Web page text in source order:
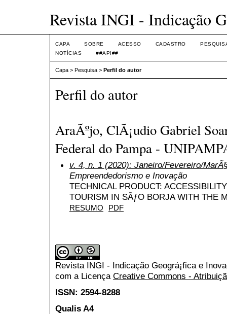
Revista INGI - Indicação
CAPA SOBRE ACESSO CADASTRO
NOTÍCIAS
##API##
Capa > Pesquisa > Perfil do autor
Perfil do autor
AraÃºjo, ClÃ¡udio Gabriel
Federal do Pampa -
v. 4, n. 1 (2020): Janeiro/Fevereiro/
Empreendedorismo e Inovação
TECHNICAL PRODUCT:
TOURISM IN SÃƒO BORJA WITH THE
RESUMO PDF
Revista INGI - Indicação Geográ¡fica e
com a Licença Creative Commons -
ISSN: 2594-8288
Qualis A4